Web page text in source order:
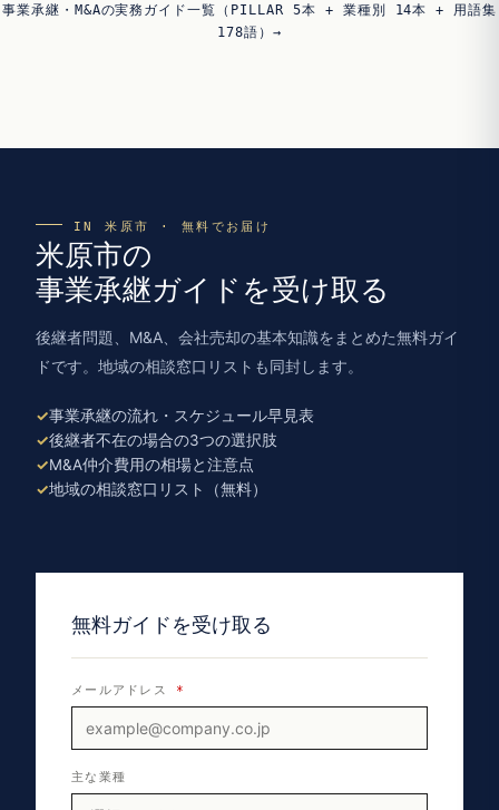
事業承継・M&Aの実務ガイド一覧（PILLAR 5本 + 業種別 14本 + 用語集
178語）→
IN 米原市 · 無料でお届け
米原市の
事業承継ガイドを受け取る
後継者問題、M&A、会社売却の基本知識をまとめた無料ガイ
ドです。地域の相談窓口リストも同封します。
事業承継の流れ・スケジュール早見表
後継者不在の場合の3つの選択肢
M&A仲介費用の相場と注意点
地域の相談窓口リスト（無料）
無料ガイドを受け取る
メールアドレス *
主な業種